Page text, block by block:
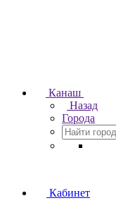
Канаш
Назад
Города
Кабинет